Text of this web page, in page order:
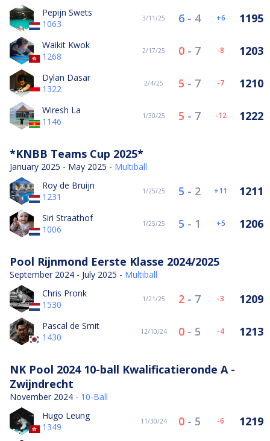
Pepijn Swets
1063
3/11/25 6- 4 6 1195
Waikit Kwok
1268
2/17/25 0- 7 -8 1203
Dylan Dasar
1322
2/4/25 5 - 7 -7 1210
Wiresh La
1146
1/30/25 5 - 7 -12 1222
*KNBB Teams Cup 2025*
January 2025 - May 2025 - Multiball
Roy de Bruijn
1231
1/25/25 5 - 2 11 1211
Siri Straathof
1006
1/25/25 5 - 1 5 1206
Pool Rijnmond Eerste Klasse 2024/2025
September 2024 - July 2025 - Multiball
Chris Pronk
1530
1/21/25 2- 7 -3 1209
Pascal de Smit
1430
12/10/24 0- 5 -4 1213
NK Pool 2024 10-ball Kwalificatieronde A -
Zwijndrecht
November 2024 - 10-Ball
Hugo Leung
1349
11/30/24 0- 5 -6 1219